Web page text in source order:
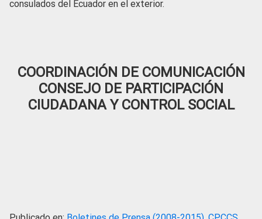
consulados del Ecuador en el exterior.
COORDINACIÓN DE COMUNICACIÓN
CONSEJO DE PARTICIPACIÓN
CIUDADANA Y CONTROL SOCIAL